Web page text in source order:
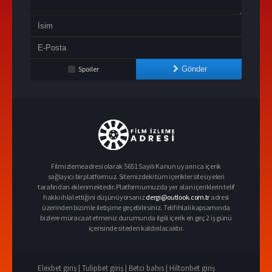
Spoiler Gönder
Filmizlemeadresi olarak 5651 Sayılı Kanun uyarınca içerik
sağlayıcı bir platformuz. Sitemizdeki tüm içerikler site üyeleri
tarafından eklenmektedir. Platformumuzda yer alan içeriklerin telif
hakkı ihlal ettiğini düşünüyorsanızdergi@outlook.com.tr adresi
üzerinden bizimle iletişime geçebilirsiniz. Telif ihlali kapsamında
bizlere müracaat etmeniz durumunda ilgili içerik en geç 2 iş günü
içerisinde siteden kaldırılacaktır.
Elexbet giriş | Tulipbet giriş | Betci bahis | Hiltonbet giriş